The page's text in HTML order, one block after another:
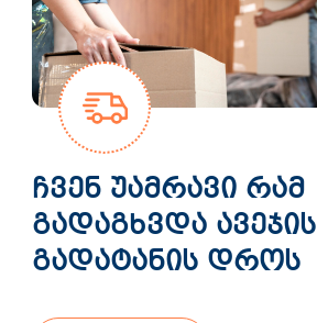
ჩვენ უამრავი რამ
გადაგხვდა ავეჯის
გადატანის დროს